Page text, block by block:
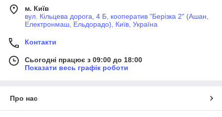
м. Київ
вул. Кільцева дорога, 4 Б, кооператив "Берізка 2" (Ашан,
Електронмаш, Ельдорадо), Київ, Україна
Контакти
Сьогодні працює з 09:00 до 18:00
Показати весь графік роботи
Про нас